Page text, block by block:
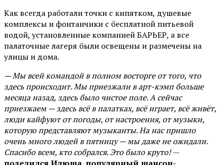
Как всегда работали точки с кипятком, душевые
комплексы и фонтанчики с бесплатной питьевой
водой, установленные компанией БАРЬЕР, а все
палаточные лагеря были освещены и размечены на
улицы и дома.
— Мы всей командой в полном восторге от того, что
здесь происходит. Мы приезжали в арт-кэмп больше
месяца назад, здесь было чистое поле. А сейчас
приезжаем — здесь всё в палатках, всё играет, всё живёт,
люди кайфуют от погоды, от настроения, от музыки,
которую представляют музыканты. На нас пришло
очень много людей в пятницу — мы даже не ожидали.
Спасибо всем, кто собрался. Это было круто!—